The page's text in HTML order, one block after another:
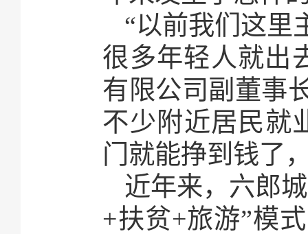
“以前我们这里
很多年轻人就出
有限公司副董事
不少附近居民就
门就能挣到钱了
近年来，六郎
+扶贫+旅游”模